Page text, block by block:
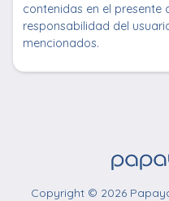
contenidas en el presente
responsabilidad del
mencionados.
Copyright © 2026